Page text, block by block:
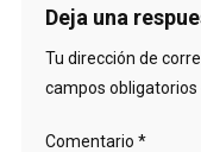
Deja una
Tu dirección de
campos
Comentario *